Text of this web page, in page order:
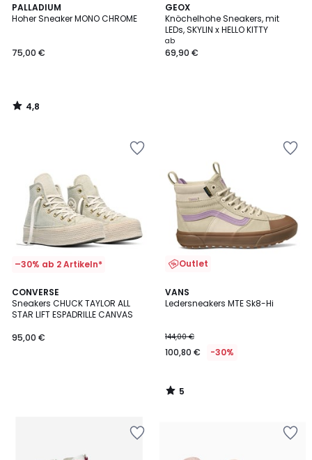
PALLADIUM
Hoher Sneaker MONO CHROME
75,00 €
4,8
/ 5
4,8
/
GEOX
Knöchelhohe Sneakers, mit
LEDs, SKYLIN x HELLO KITTY
ab
69,90 €
–30% ab 2 Artikeln*
CONVERSE
Sneakers CHUCK TAYLOR ALL
STAR LIFT ESPADRILLE CANVAS
95,00 €
Outlet
VANS
Ledersneakers MTE Sk8-Hi
144,00 €
100,80 € -30%
5
/
5
/